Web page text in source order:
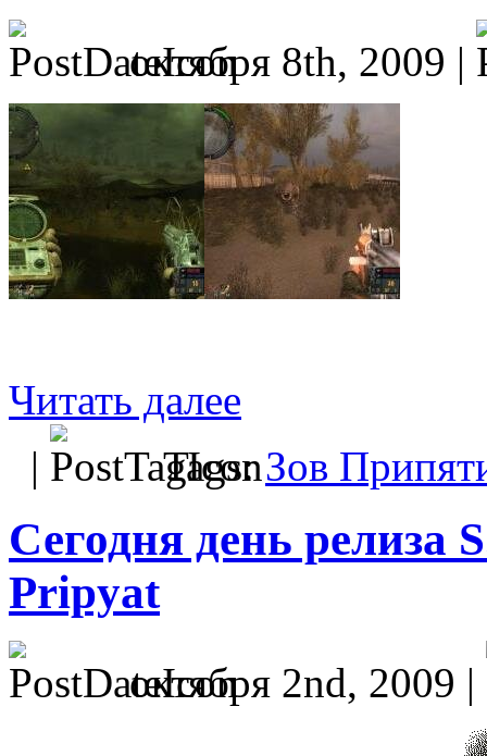
октября 8th, 2009 |
Читать далее
|
Tags:Зов
Сегодня день релиза
Pripyat
октября 2nd, 2009 |